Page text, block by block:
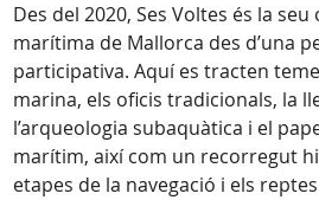
Des del 2020, Ses Voltes és la
marítima de Mallorca des d’una
participativa. Aquí es tracten
marina, els oficis tradicionals, la
l’arqueologia subaquàtica i el
marítim, així com un recorregut
etapes de la navegació i els